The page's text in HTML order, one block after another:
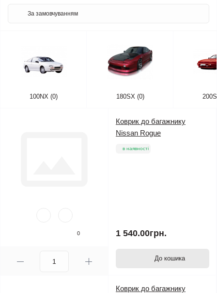
100NX (0) 180SX (0)
0
Коврик до багажнику
Nissan Rogue
в наявності
1 540.00грн.
До кошика
Коврик до багажнику